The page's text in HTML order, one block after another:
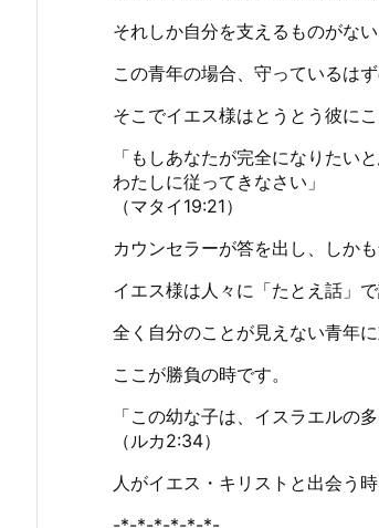
それしか自分を支えるものがな
この青年の場合、守っているは
そこでイエス様はとうとう彼にこ
「もしあなたが完全になりたい
わたしに従ってきなさい」
（マタイ19:21）
カウンセラーが答を出し、しか
イエス様は人々に「たとえ話」
全く自分のことが見えない青年
ここが勝負の時です。
「この幼な子は、イスラエルの
（ルカ2:34）
人がイエス・キリストと出会う